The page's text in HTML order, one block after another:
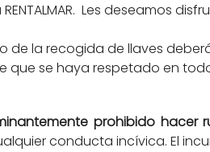
Les deseamos
de la recogida de llaves
que se haya respetado en
prohibido
conducta incívica. El